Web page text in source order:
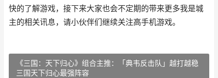
快的了解游戏，接下来大家也会不定期的带来更多我是城
主的相关讯息，请小伙伴们继续关注高手机游戏。
《三国：天下归心》组合主推：「典韦反击队」越打越稳
三国天下归心最强阵容